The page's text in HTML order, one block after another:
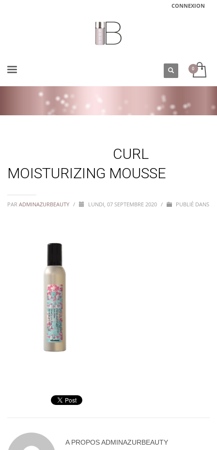
CONNEXION
CURL
MOISTURIZING MOUSSE
PAR ADMINAZURBEAUTY / LUNDI, 07 SEPTEMBRE 2020 / PUBLIÉ DANS
A PROPOSADMINAZURBEAUTY